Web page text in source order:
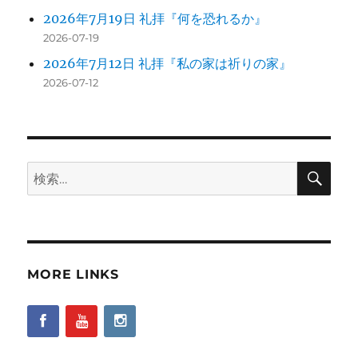
2026年7月19日 礼拝『何を恐れるか』
2026-07-19
2026年7月12日 礼拝『私の家は祈りの家』
2026-07-12
検
索:
検
MORE LINKS